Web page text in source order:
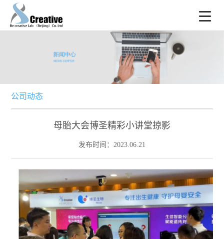
公司动态
母胎大会博圣精彩小讲堂掠影
发布时间：2023.06.21